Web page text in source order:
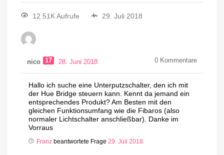
12.51K Aufrufe 29. Juli 2018
nico 17 28. Juni 2018 0 Kommentare
Hallo ich suche eine Unterputzschalter, den ich mit
der Hue Bridge steuern kann. Kennt da jemand ein
entsprechendes Produkt? Am Besten mit den
gleichen Funktionsumfang wie die Fibaros (also
normaler Lichtschalter anschließbar). Danke im
Vorraus
Franz beantwortete Frage 29. Juli 2018